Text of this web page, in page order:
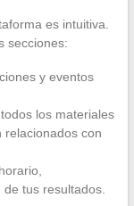
es intuitiva.
secciones:
y eventos
los materiales
relacionados con
de tus resultados.